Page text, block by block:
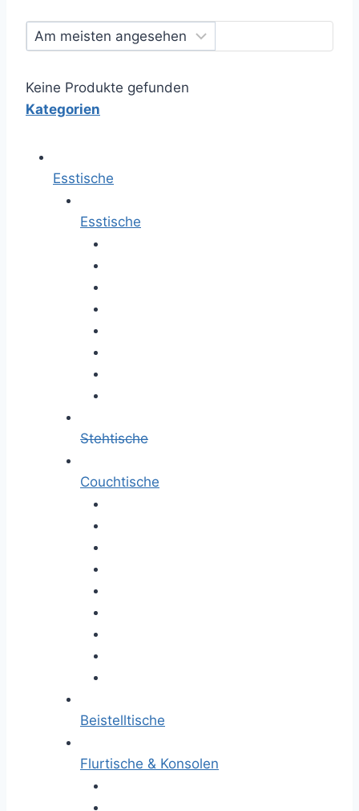
Keine Produkte gefunden
Kategorien
Esstische
Esstische
Stehtische
Couchtische
Beistelltische
Flurtische & Konsolen